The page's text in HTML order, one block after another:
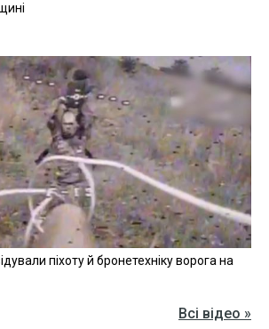
піхоту й бронетехніку ворога на
Всі відео »